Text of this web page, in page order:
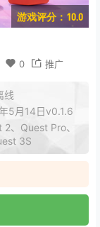
游戏评分：10.0
0 推广
线
5月14日v0.1.6
2、Quest Pro、
3S